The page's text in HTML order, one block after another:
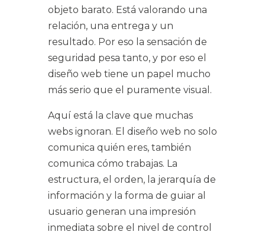
objeto barato. Está valorando una
relación, una entrega y un
resultado. Por eso la sensación de
seguridad pesa tanto, y por eso el
diseño web tiene un papel mucho
más serio que el puramente visual.
Aquí está la clave que muchas
webs ignoran. El diseño web no solo
comunica quién eres, también
comunica cómo trabajas. La
estructura, el orden, la jerarquía de
información y la forma de guiar al
usuario generan una impresión
inmediata sobre el nivel de control